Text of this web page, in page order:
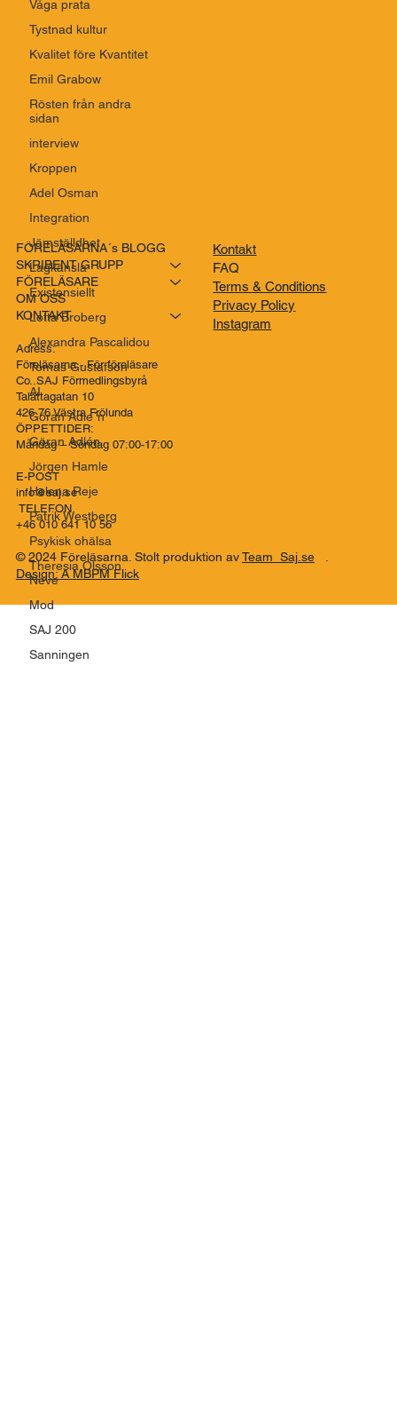
Våga prata
Tystnad kultur
Kvalitet före Kvantitet
Emil Grabow
Rösten från andra
sidan
interview
Kroppen
Adel Osman
Integration
Jämställdhet
Lagkänsla
Existensiellt
Lotta Broberg
Alexandra Pascalidou
Tomas Gustafson
AI
Göran Adle´n
Göran Adlén
Jörgen Hamle
Helena Reje
Patrik Westberg
Psykisk ohälsa
Theresia Olsson
Neve
Mod
SAJ 200
Sanningen
Genom att prenumerera godkänner du vår
integritetspolicy.
FÖRELÄSARNA´s BLOGG
SKRIBENT GRUPP
FÖRELÄSARE
OM OSS
KONTAKT
Adress:
Föreläsarna - För föreläsare
Co..SAJ Förmedlingsbyrå
Talattagatan 10
426 76 Västra Frölunda
ÖPPETTIDER:
Måndag – Söndag 07:00-17:00
E-POST
info@saj.se
TELEFON
+46 010 641 10 56
Kontakt
FAQ
Terms & Conditions
Design: A MBPM Flick